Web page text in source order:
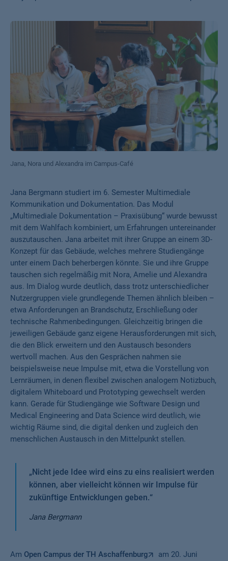
Jana, Nora und Alexandra im Campus-Café
Jana Bergmann studiert im 6. Semester Multimediale
Kommunikation und Dokumentation. Das Modul
„Multimediale Dokumentation – Praxisübung“ wurde bewusst
mit dem Wahlfach kombiniert, um Erfahrungen untereinander
auszutauschen. Jana arbeitet mit ihrer Gruppe an einem 3D-
Konzept für das Gebäude, welches mehrere Studiengänge
unter einem Dach beherbergen könnte. Sie und ihre Gruppe
tauschen sich regelmäßig mit Nora, Amelie und Alexandra
aus. Im Dialog wurde deutlich, dass trotz unterschiedlicher
Nutzergruppen viele grundlegende Themen ähnlich bleiben –
etwa Anforderungen an Brandschutz, Erschließung oder
technische Rahmenbedingungen. Gleichzeitig bringen die
jeweiligen Gebäude ganz eigene Herausforderungen mit sich,
die den Blick erweitern und den Austausch besonders
wertvoll machen. Aus den Gesprächen nahmen sie
beispielsweise neue Impulse mit, etwa die Vorstellung von
Lernräumen, in denen flexibel zwischen analogem Notizbuch,
digitalem Whiteboard und Prototyping gewechselt werden
kann. Gerade für Studiengänge wie Software Design und
Medical Engineering and Data Science wird deutlich, wie
wichtig Räume sind, die digital denken und zugleich den
menschlichen Austausch in den Mittelpunkt stellen.
„Nicht jede Idee wird eins zu eins realisiert werden
können, aber vielleicht können wir Impulse für
zukünftige Entwicklungen geben.“
Jana Bergmann
Am Open Campus der TH Aschaffenburg
am 20. Juni